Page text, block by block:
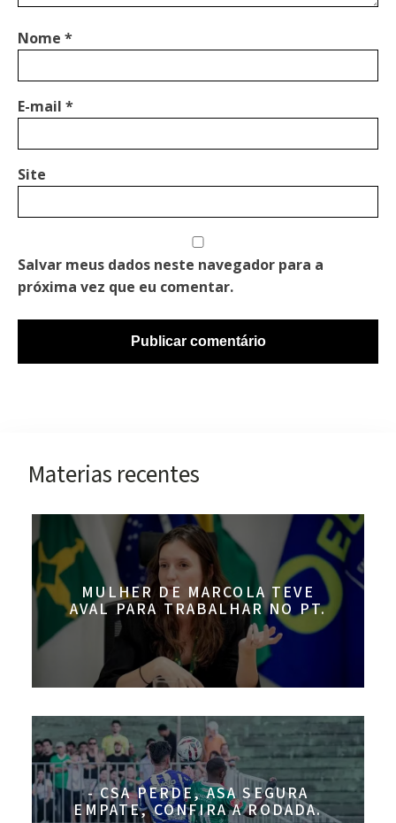
Nome *
E-mail *
Site
Salvar meus dados neste navegador para a
próxima vez que eu comentar.
Materias recentes
MULHER DE MARCOLA TEVE
AVAL PARA TRABALHAR NO PT.
- CSA PERDE, ASA SEGURA
EMPATE, CONFIRA A RODADA.